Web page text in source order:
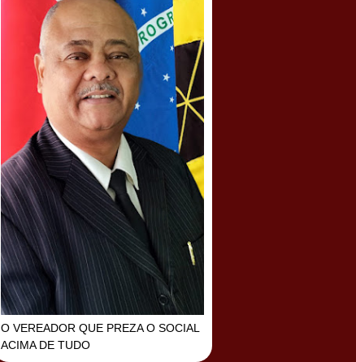
O VEREADOR QUE PREZA O SOCIAL
ACIMA DE TUDO